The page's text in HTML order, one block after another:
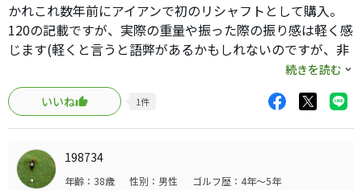
かれこれ数年前にアイアンで初のリシャフトとして購入。
120の記載ですが、実際の重量や振った際の振り感は軽く感
じます(軽くと言うと語弊があるかもしれないのですが、非
力(握力30kg以下)な当方でも問題無く触れるシャフトで
す)。
ヘッドとの相性もあるかとは思いますが、当時使用してい
たシャフトよりも+5ヤード飛び、高さも方向性も確保出来
て非常に満足しておりました。
続きを読む
いいね
1件
198734
年齢：38歳 性別：男性
ゴルフ歴：4年～5年